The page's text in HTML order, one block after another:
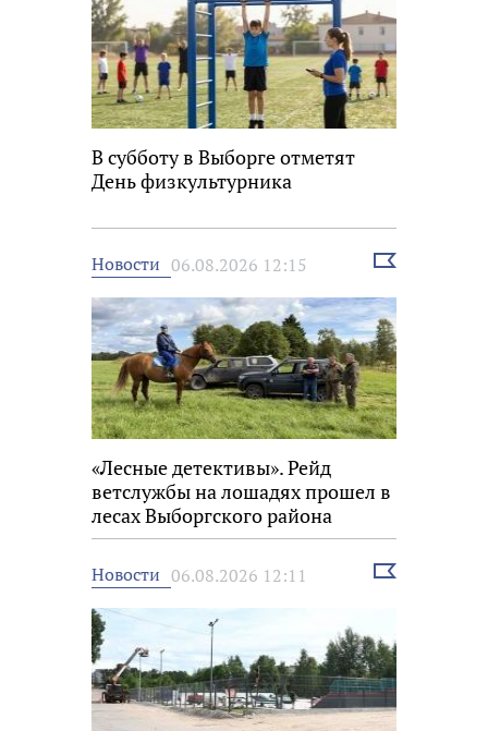
В субботу в Выборге отметят
День физкультурника
Новости 06.08.2026 12:15
Выбрать
«Лесные детективы». Рейд
ветслужбы на лошадях прошел в
лесах Выборгского района
Новости 06.08.2026 12:11
Выбрать